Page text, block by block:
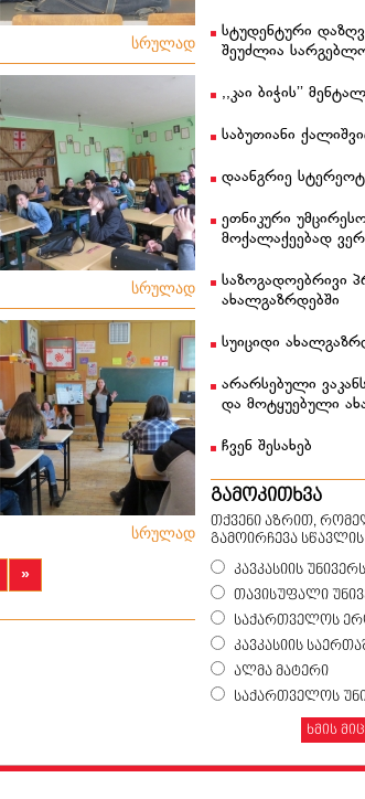
სრულად
სრულად
სრულად
»
სტუდენტური
შეუძლია
,,კაი ბიჭის’’
საბუთიანი
დაანგრიე
ეთნიკური
მოქალაქეებად
საზოგადოებრივი
ახალგაზრდებში
სუიციდი
არარსებული
და მოტყუებული
ჩვენ შესახებ
გამოკითხვა
თქვენი აზრით,
გამოირჩევა
კავკასიის
თავისუფალი
საქართველოს
კავკასიის
ალმა მატერი
საქართველოს